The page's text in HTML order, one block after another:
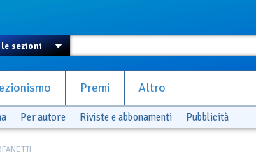
Premi Altro
Per autore Riviste e abbonamenti Pubblicità